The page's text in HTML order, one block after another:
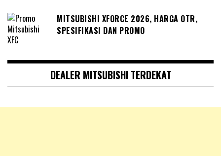
MITSUBISHI XFORCE 2026, HARGA OTR,
SPESIFIKASI DAN PROMO
DEALER MITSUBISHI TERDEKAT